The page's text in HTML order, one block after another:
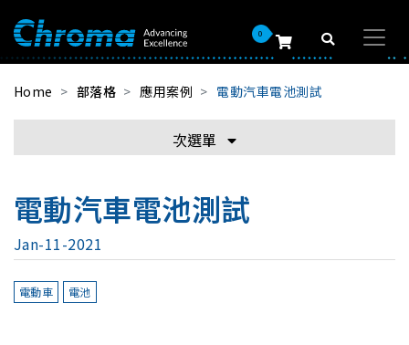
0
Home 部落格 應用案例 電動汽車電池測試
次選單
電動汽車電池測試
Jan-11-2021
電動車 電池